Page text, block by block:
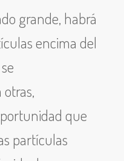
grande, habrá
encima del
que
partículas